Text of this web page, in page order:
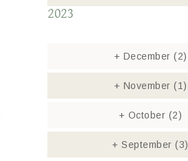
2023
+ December (2)
+ November (1)
+ October (2)
+ September(3)